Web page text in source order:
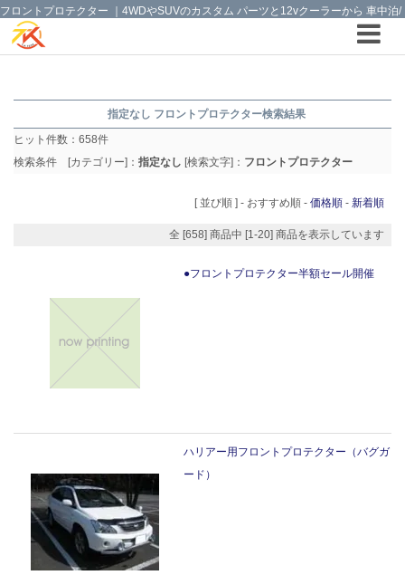
フロントプロテクター ｜4WDやSUVのカスタム パーツと12vクーラーから 車中泊/
キャンピング部品までご提案の T.K TECH 埼玉
指定なし フロントプロテクター検索結果
ヒット件数： 658件
検索条件 [カテゴリー]： 指定なし [検索文字]： フロントプロテクター
[ 並び順 ] - おすすめ順- 価格順- 新着順
全 [658] 商品中 [1-20] 商品を表示しています
●フロントプロテクター半額セール開催
ハリアー用フロントプロテクター（バグガ
ード）